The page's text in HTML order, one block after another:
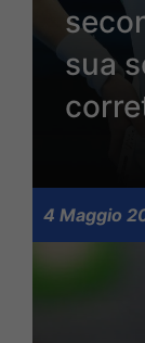
sua
4 Maggio